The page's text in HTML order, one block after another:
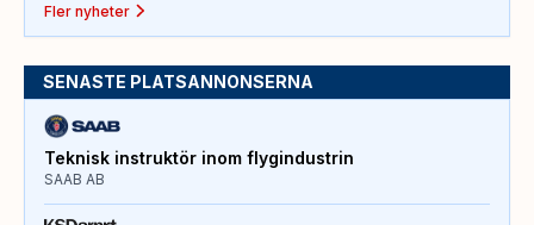
Fler nyheter
SENASTE PLATSANNONSERNA
Teknisk instruktör inom flygindustrin
SAAB AB